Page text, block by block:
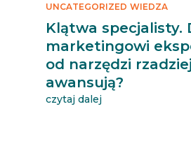
Klątwa specjalisty.
marketingowi
od narzędzi rzadziej
awansują?
UNCATEGORIZED WIEDZA
czytaj dalej